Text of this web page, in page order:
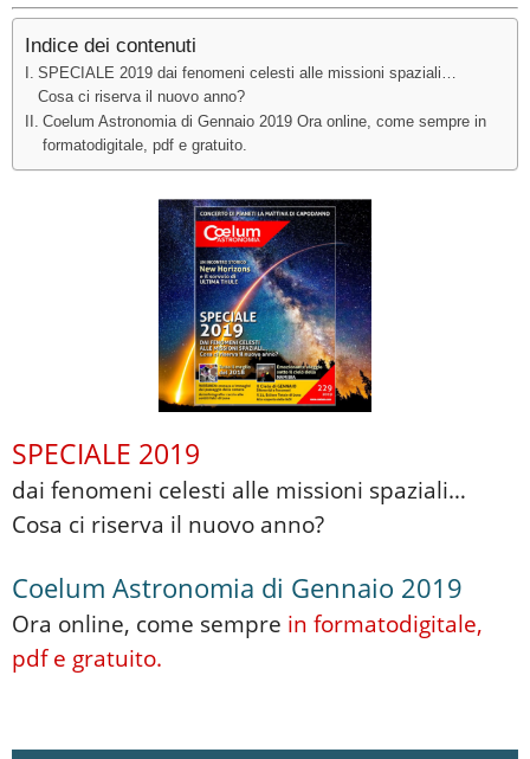
Indice dei contenuti
SPECIALE 2019 dai fenomeni celesti alle missioni spaziali…
Cosa ci riserva il nuovo anno?
Coelum Astronomia di Gennaio 2019 Ora online, come sempre in
formatodigitale, pdf e gratuito.
SPECIALE 2019
dai fenomeni celesti alle missioni spaziali…
Cosa ci riserva il nuovo anno?
Coelum Astronomia di Gennaio 2019
Ora online, come sempre in formatodigitale,
pdf e gratuito.